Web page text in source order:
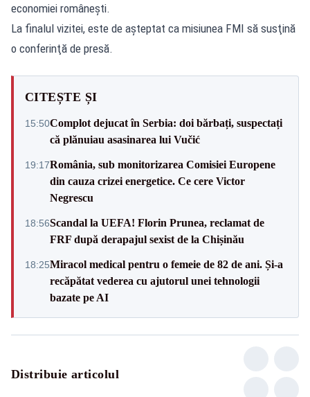
economiei româneşti.
La finalul vizitei, este de aşteptat ca misiunea FMI să susţină
o conferinţă de presă.
CITEȘTE ȘI
15:50Complot dejucat în Serbia: doi bărbați, suspectați
că plănuiau asasinarea lui Vučić
19:17România, sub monitorizarea Comisiei Europene
din cauza crizei energetice. Ce cere Victor
Negrescu
18:56Scandal la UEFA! Florin Prunea, reclamat de
FRF după derapajul sexist de la Chișinău
18:25Miracol medical pentru o femeie de 82 de ani. Și-a
recăpătat vederea cu ajutorul unei tehnologii
bazate pe AI
Distribuie articolul